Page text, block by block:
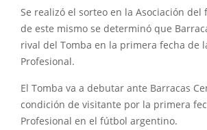
Se realizó el sorteo en la Asociación
de este mismo se determinó que
rival del Tomba en la primera fecha de
Profesional.
El Tomba va a debutar ante Barracas
condición de visitante por la primera
Profesional en el fútbol argentino.